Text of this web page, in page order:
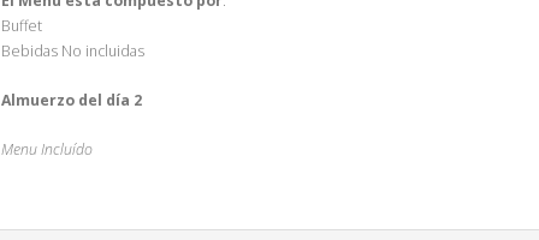
Buffet
Bebidas No incluidas
Almuerzo del día 2
Menu Incluído